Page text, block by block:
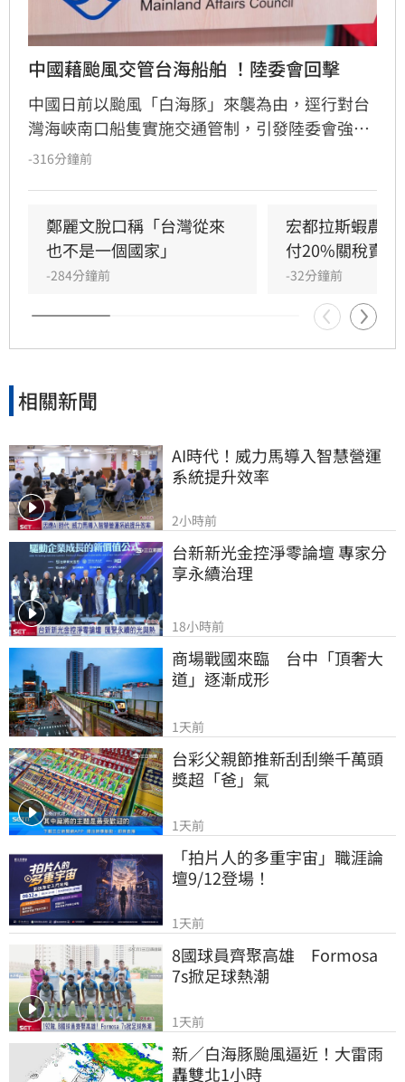
中國藉颱風交管台海船舶 ！陸委會回擊
中國日前以颱風「白海豚」來襲為由，逕行對台
灣海峽南口船隻實施交通管制，引發陸委會強烈
反彈。陸委會批評中方聲明粗暴且漠視國際法，
-316分鐘前
鄭麗文脫口稱「台灣從來
也不是一個國家」
-284分鐘前
宏都拉斯蝦農
付20%關稅賣台
-32分鐘前
相關新聞
AI時代！威力馬導入智慧營運
系統提升效率
2小時前
台新新光金控淨零論壇 專家分
享永續治理
18小時前
商場戰國來臨　台中「頂奢大
道」逐漸成形
1天前
台彩父親節推新刮刮樂千萬頭
獎超「爸」氣
1天前
「拍片人的多重宇宙」職涯論
壇9/12登場！
1天前
8國球員齊聚高雄　Formosa
7s掀足球熱潮
1天前
新／白海豚颱風逼近！大雷雨
轟雙北1小時